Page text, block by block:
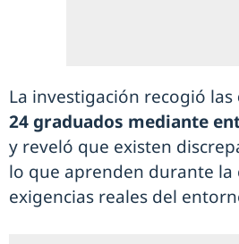
La investigación recogió las
24 graduados mediante
y reveló que existen
lo que aprenden durante la
exigencias reales del